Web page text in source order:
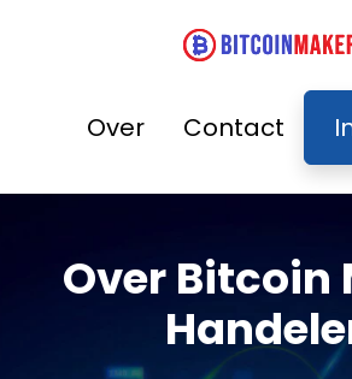
Over Contact
Over Bitcoin